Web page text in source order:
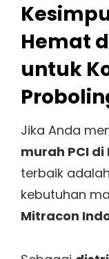
Hemat
untuk
Jika Anda
murah PCI
terbaik
kebutuhan
Mitracon